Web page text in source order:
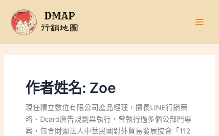
作者姓名: Zoe
現任精立數位有限公司產品經理，擅長LINE行銷策
略、Dcard廣告規劃與執行，曾執行過多個公部門專
案，包含財團法人中華民國對外貿易發展協會「112